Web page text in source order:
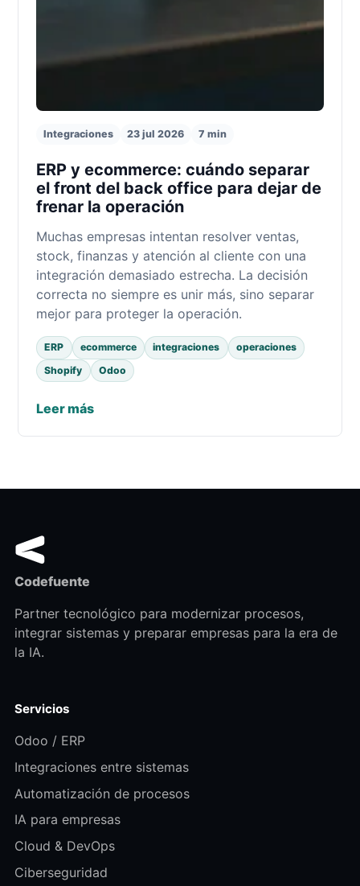
Integraciones 23 jul 2026 7 min
ERP y ecommerce: cuándo separar
el front del back office para dejar de
frenar la operación
Muchas empresas intentan resolver ventas,
stock, finanzas y atención al cliente con una
integración demasiado estrecha. La decisión
correcta no siempre es unir más, sino separar
mejor para proteger la operación.
ERP ecommerce integraciones
operaciones
Shopify
Odoo
Leer más
Codefuente
Partner tecnológico para modernizar procesos,
integrar sistemas y preparar empresas para la era de
la IA.
Servicios
Odoo / ERP
Integraciones entre sistemas
Automatización de procesos
IA para empresas
Cloud & DevOps
Ciberseguridad